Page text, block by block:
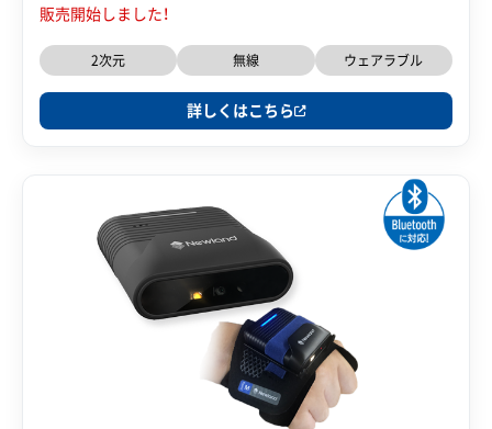
販売開始しました！
2次元 無線 ウェアラブル
詳しくはこちら